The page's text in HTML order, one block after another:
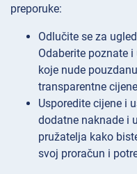
preporuke:
Odlučite se za
Odaberite poznate
koje nude
transparentne
Usporedite cijene i
dodatne naknade i
pružatelja kako
svoj proračun i